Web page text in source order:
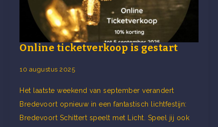
Online ticketverkoop is gestart
10 augustus 2025
Het laatste weekend van september verandert
Bredevoort opnieuw in een fantastisch lichtfestijn:
Bredevoort Schittert speelt met Licht. Speel jij ook